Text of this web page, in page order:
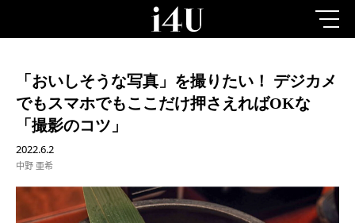
「おいしそうな写真」を撮りたい！ デジカメ
でもスマホでもここだけ押さえればOKな
「撮影のコツ」
2022.6.2
中野 亜希